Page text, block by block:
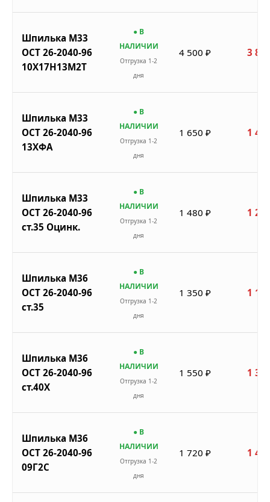
Шпилька М33
ОСТ 26-2040-96
10Х17Н13М2Т
● В
НАЛИЧИИ
Отгрузка 1-2
дня
4 500 ₽ 3
Шпилька М33
ОСТ 26-2040-96
13ХФА
● В
НАЛИЧИИ
Отгрузка 1-2
дня
1 650 ₽ 1
Шпилька М33
ОСТ 26-2040-96
ст.35 Оцинк.
● В
НАЛИЧИИ
Отгрузка 1-2
дня
1 480 ₽ 1
Шпилька М36
ОСТ 26-2040-96
ст.35
● В
НАЛИЧИИ
Отгрузка 1-2
дня
1 350 ₽ 1
Шпилька М36
ОСТ 26-2040-96
ст.40Х
● В
НАЛИЧИИ
Отгрузка 1-2
дня
1 550 ₽ 1
Шпилька М36
ОСТ 26-2040-96
09Г2С
● В
НАЛИЧИИ
Отгрузка 1-2
дня
1 720 ₽ 1